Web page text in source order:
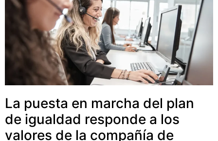
La puesta en marcha del plan
de igualdad responde a los
valores de la compañía de